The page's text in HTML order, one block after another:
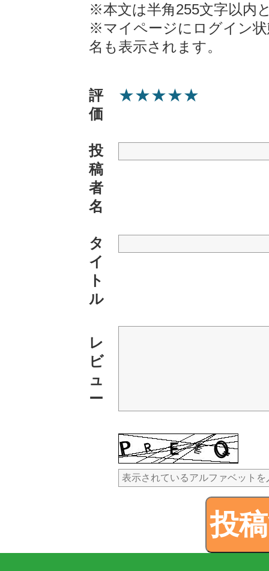
※本文は半角255文字以内
※マイページにログイン
名も表示されます。
評
価
★★★★★
投
稿
者
名
タ
イ
ト
ル
レ
ビ
ュ
ー